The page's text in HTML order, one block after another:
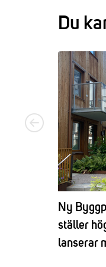
Du
Ny
ställer
lanserar